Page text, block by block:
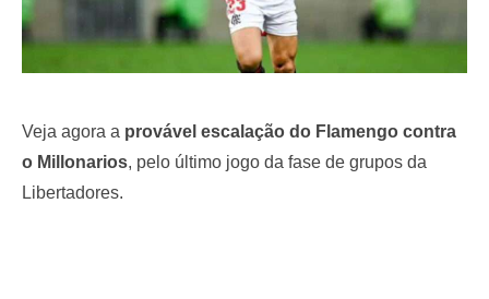
Veja agora a provável escalação do Flamengo contra
o Millonarios, pelo último jogo da fase de grupos da
Libertadores.